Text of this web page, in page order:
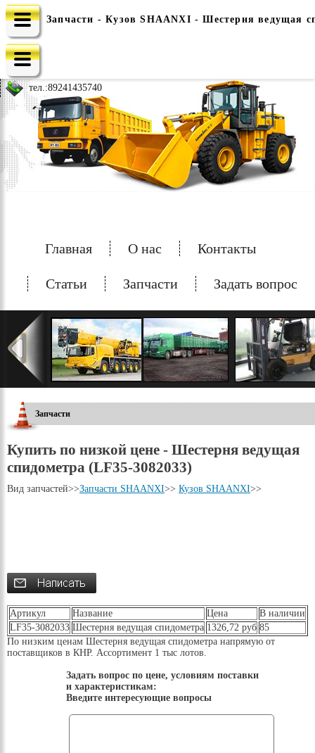
e-mail: china-spec@inbox.ru
тел.:89241435740
Главная О нас Контакты
Статьи Запчасти Задать вопрос
Запчасти
Купить по низкой цене - Шестерня ведущая
спидометра (LF35-3082033)
Вид запчастей>>Запчасти SHAANXI>> Кузов SHAANXI>>
Артикул Название Цена
В наличии
LF35-3082033 Шестерня ведущая спидометра 1326,72 руб 85
По низким ценам Шестерня ведущая спидометра напрямую от
поставщиков в КНР. Ассортимент 1 тыс лотов.
Задать вопрос по цене, условиям поставки
и характеристикам:
Введите интересующие вопросы
Запчасти - Кузов SHAANXI - Шестерня ведущая